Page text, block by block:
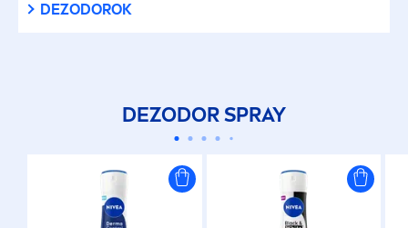
DEZODOROK
DEZODOR SPRAY